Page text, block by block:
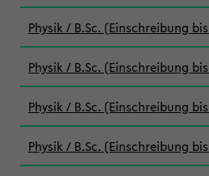
Physik / B.Sc. (Einschreibung
Physik / B.Sc. (Einschreibung bis
Physik / B.Sc. (Einschreibung bis
Physik / B.Sc. (Einschreibung bis